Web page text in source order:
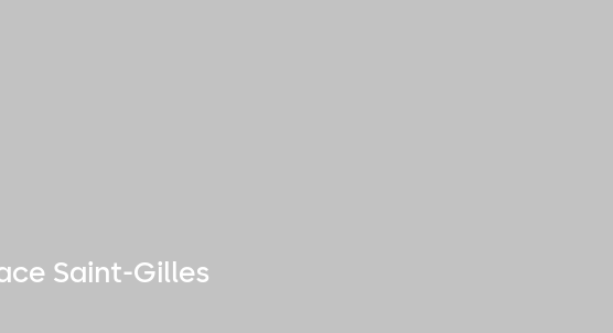
Saint-Gilles